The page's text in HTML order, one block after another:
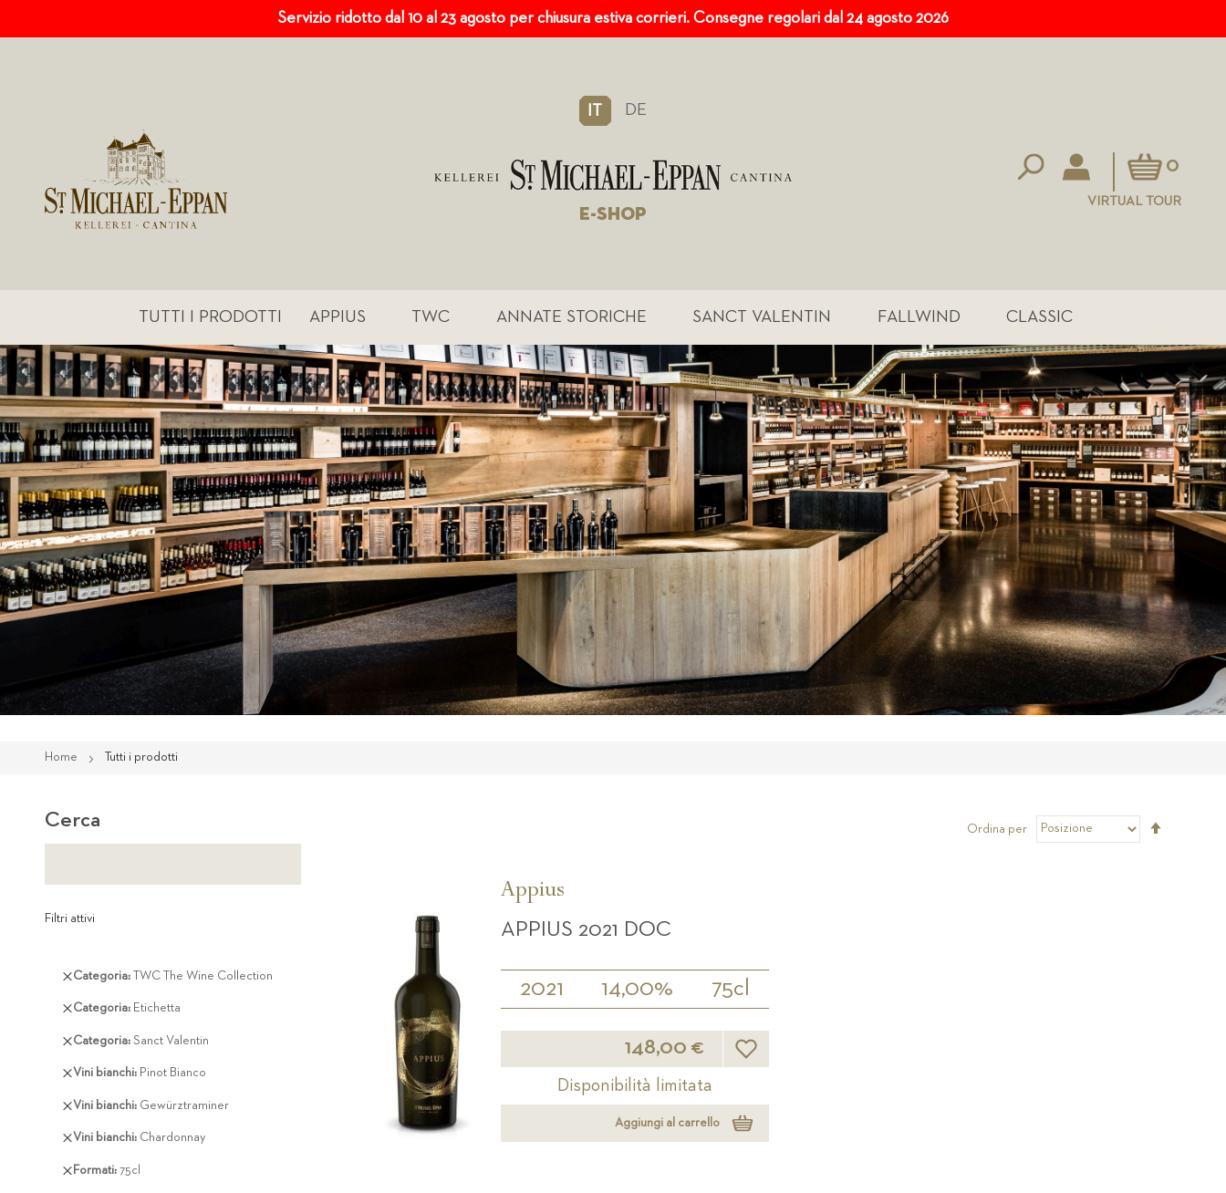
Servizio ridotto dal 10 al 23 agosto per chiusura estiva corrieri. Consegne regolari dal 24 agosto 2026
IT DE
E-SHOP
Carrello0
VIRTUAL TOUR
TUTTI I PRODOTTI APPIUS TWC ANNATE STORICHE SANCT VALENTIN FALLWIND CLASSIC
Home Tutti i prodotti
Ordina per
Appius
APPIUS 2021 DOC
2021 14,00% 75cl
148,00 €
Disponibilità limitata
Aggiungi al carrello
Cerca
Filtri attivi
Categoria TWC The Wine Collection
Rimuovi
articolo
Categoria Etichetta
Rimuovi
articolo
Categoria Sanct Valentin
Rimuovi
articolo
Vini bianchi Pinot Bianco
Rimuovi
articolo
Vini bianchi Gewürztraminer
Rimuovi
articolo
Vini bianchi Chardonnay
Rimuovi
articolo
Formati 75cl
Rimuovi